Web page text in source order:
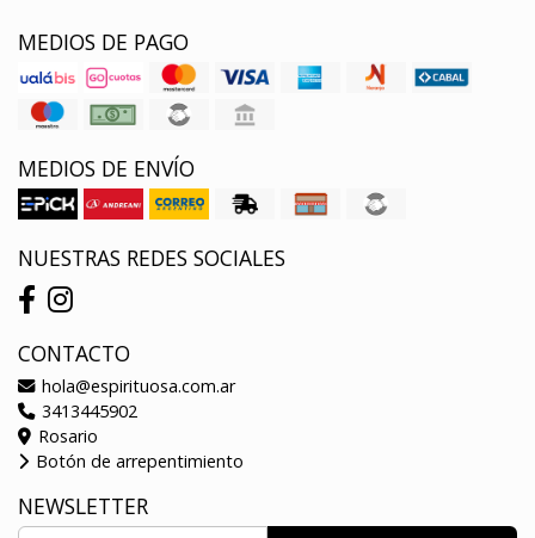
MEDIOS DE PAGO
MEDIOS DE ENVÍO
NUESTRAS REDES SOCIALES
CONTACTO
hola@espirituosa.com.ar
3413445902
Rosario
Botón de arrepentimiento
NEWSLETTER